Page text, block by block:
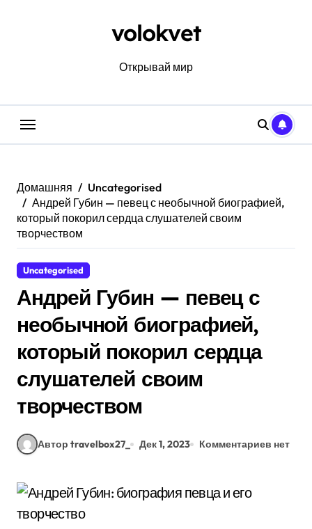
volokvet
Открывай мир
Домашняя
Uncategorised
Андрей Губин — певец с необычной биографией,
который покорил сердца слушателей своим
творчеством
Uncategorised
Андрей Губин — певец с
необычной биографией,
который покорил сердца
слушателей своим
творчеством
Автор travelbox27_ Дек 1, 2023 Комментариев нет